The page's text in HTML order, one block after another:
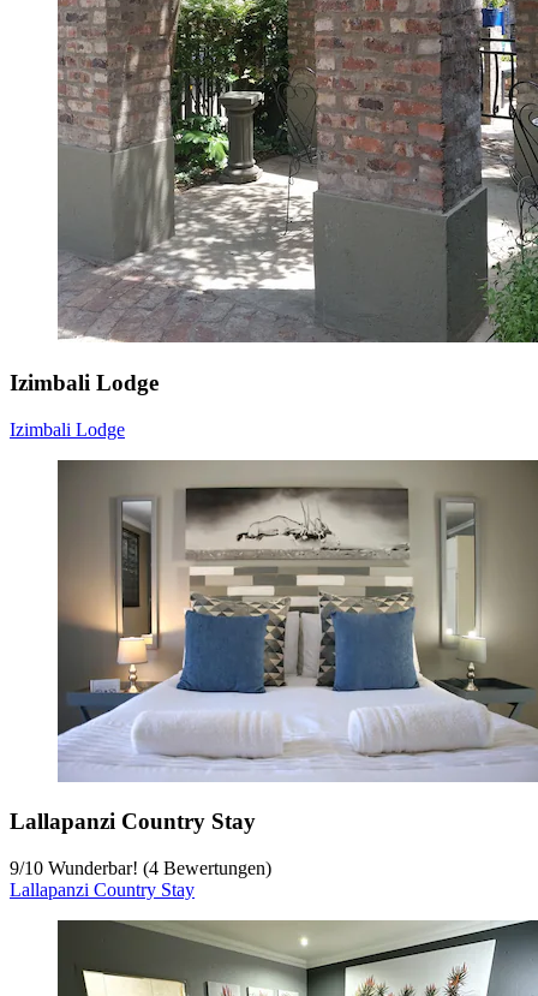
Izimbali Lodge
Izimbali Lodge
Lallapanzi Country Stay
9/10 Wunderbar! (4 Bewertungen)
Lallapanzi Country Stay